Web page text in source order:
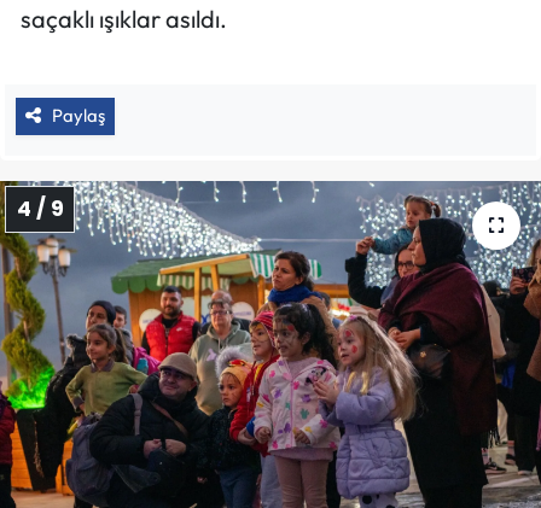
saçaklı ışıklar asıldı.
Paylaş
4 / 9